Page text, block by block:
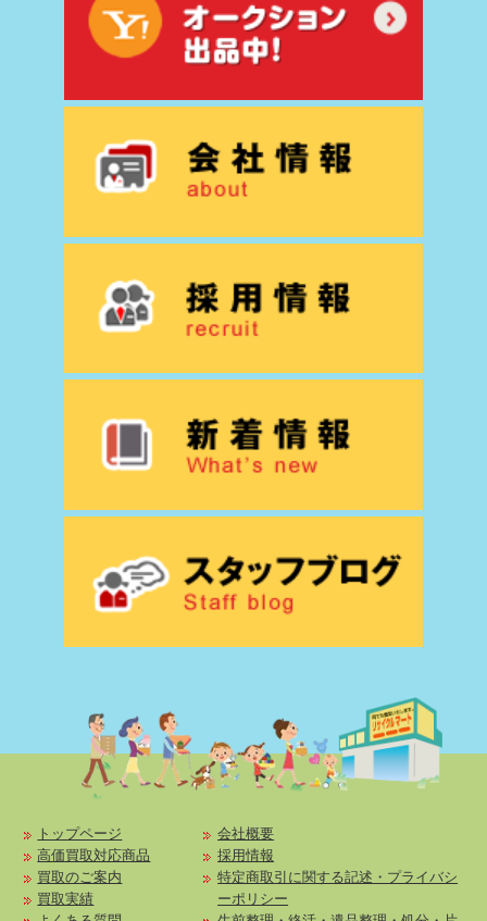
トップページ
高価買取対応商品
買取のご案内
買取実績
会社概要
採用情報
特定商取引に関する記述・プライバシ
ーポリシー